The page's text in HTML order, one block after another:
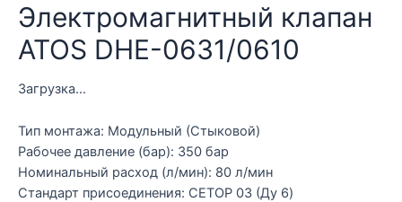
Электромагнитный клапан
ATOS DHE-0631/0610
Загрузка...
Тип монтажа: Модульный (Стыковой)
Рабочее давление (бар): 350 бар
Номинальный расход (л/мин): 80 л/мин
Стандарт присоединения: CETOP 03 (Ду 6)